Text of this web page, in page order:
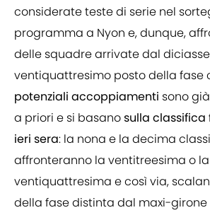
considerate teste di serie nel
programma a Nyon e, dunque,
delle squadre arrivate dal
ventiquattresimo posto della fase
potenziali accoppiamenti sono
a priori e si basanosulla classifica
ieri sera: la nona e la decima
affronteranno la ventitreesima o la
ventiquattresima e così via,
della fase distinta dal maxi-girone